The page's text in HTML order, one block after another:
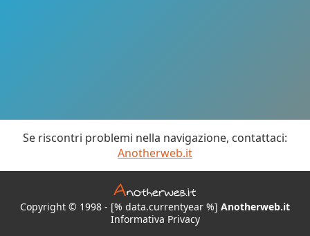
Se riscontri problemi nella navigazione, contattaci:
Anotherweb.it
Copyright © 1998 - [% data.currentyear %] Anotherweb.it
Informativa Privacy